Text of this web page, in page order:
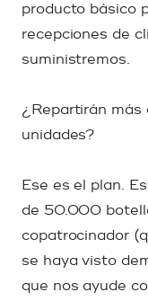
producto básico
recepciones de
suministremos.
¿Repartirán
unidades?
Ese es el plan.
de 50.000
copatrocinador
se haya visto
que nos ayude